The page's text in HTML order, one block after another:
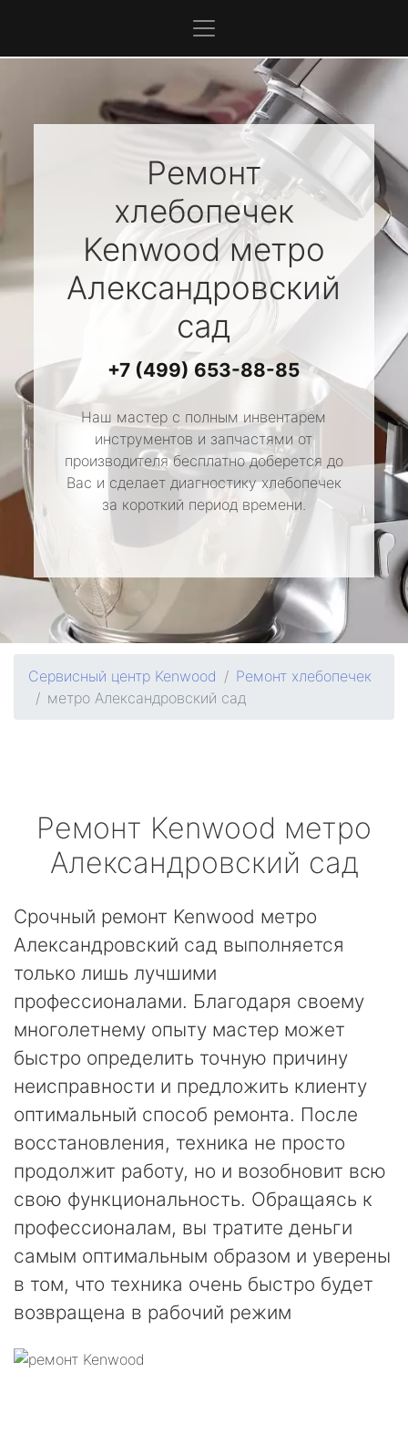
Ремонт
хлебопечек
Kenwoodметро
Александровский
сад
+7 (499) 653-88-85
Наш мастер с полным инвентарем
инструментов и запчастями от
производителя бесплатно доберется до
Вас и сделает диагностику хлебопечек
за короткий период времени.
Сервисный центр Kenwood
Ремонт хлебопечек
метро Александровский сад
Ремонт Kenwood метро
Александровский сад
Срочный ремонт Kenwood метро
Александровский сад выполняется
только лишь лучшими
профессионалами. Благодаря своему
многолетнему опыту мастер может
быстро определить точную причину
неисправности и предложить клиенту
оптимальный способ ремонта. После
восстановления, техника не просто
продолжит работу, но и возобновит всю
свою функциональность. Обращаясь к
профессионалам, вы тратите деньги
самым оптимальным образом и уверены
в том, что техника очень быстро будет
возвращена в рабочий режим